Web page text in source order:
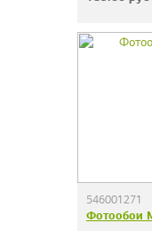
546001271
Фотообои